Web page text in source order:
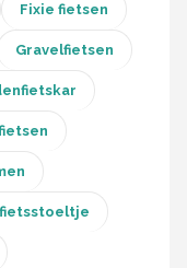
Fixie fietsen
Gravelfietsen